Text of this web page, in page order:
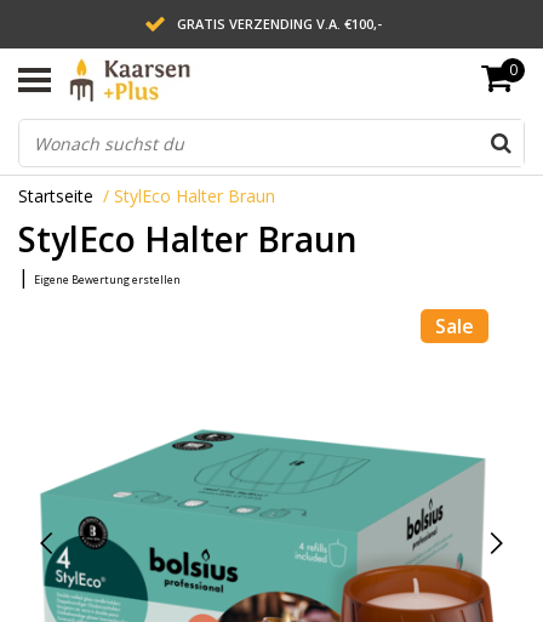
GRATIS VERZENDING V.A. €100,-
LEVERING BINNEN 2 WERKDAGEN
ACHTERAF BETALEN VIA AFTERPAY
0
Startseite / StylEco Halter Braun
StylEco Halter Braun
| Eigene Bewertung erstellen
Sale